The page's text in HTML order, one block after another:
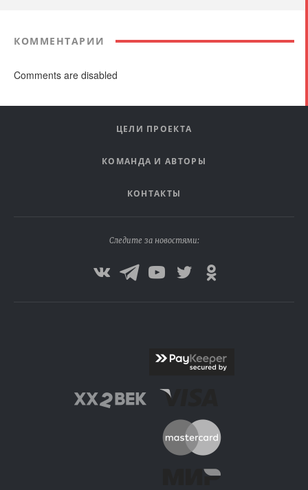
КОММЕНТАРИИ
Comments are disabled
ЦЕЛИ ПРОЕКТА
КОМАНДА И АВТОРЫ
КОНТАКТЫ
Следите за новостями: